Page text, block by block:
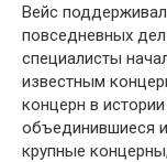
Вейс
повседневных дел
специалисты
известным
концерн в
объединившиеся
крупные